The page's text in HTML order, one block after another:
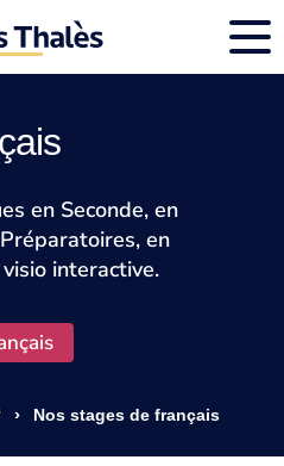
en Seconde, en
en
interactive.
› Nos stages de français